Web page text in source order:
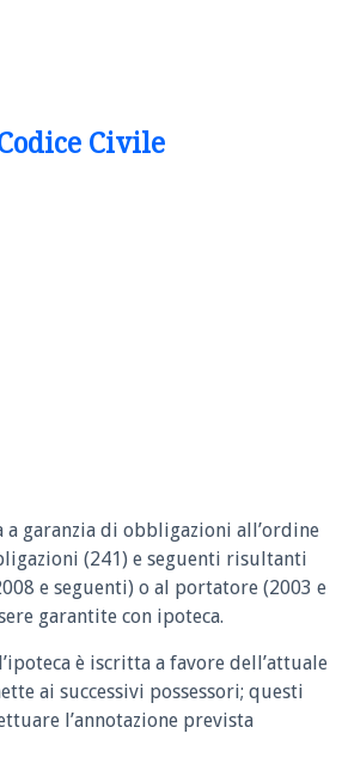
Civile
garanzia di obbligazioni all’ordine
(241) e seguenti risultanti
e seguenti) o al portatore (2003 e
garantite con ipoteca.
è iscritta a favore dell’attuale
ai successivi possessori; questi
l’annotazione prevista